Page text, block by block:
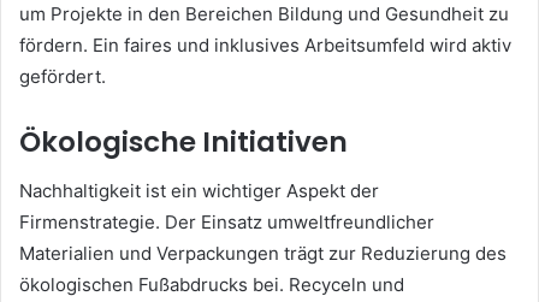
um Projekte in den Bereichen Bildung und Gesundheit zu
fördern. Ein faires und inklusives Arbeitsumfeld wird aktiv
gefördert.
Ökologische Initiativen
Nachhaltigkeit ist ein wichtiger Aspekt der
Firmenstrategie. Der Einsatz umweltfreundlicher
Materialien und Verpackungen trägt zur Reduzierung des
ökologischen Fußabdrucks bei. Recyceln und